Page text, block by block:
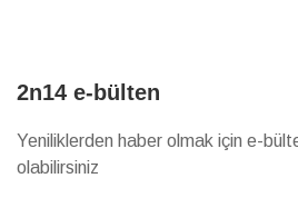
2n14 e-bülten
Yeniliklerden haber olmak için e-
olabilirsiniz